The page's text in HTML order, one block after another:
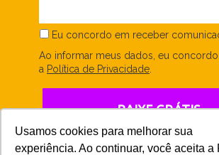
Usamos cookies para melhorar sua
experiência. Ao continuar, você aceita a
Eu concordo em receber
Ao informar meus dados, eu
a Política de Privacidade
BAIXE GRÁTIS